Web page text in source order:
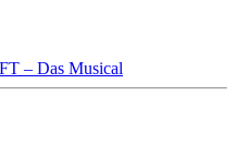
– Das Musical